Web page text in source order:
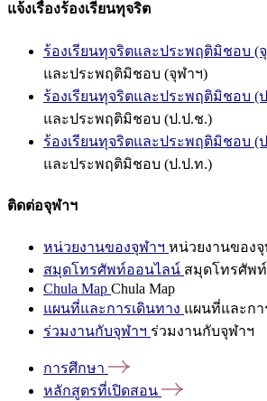
แจ้งเรื่องร้องเรียนทุจริต
ร้องเรียนทุจริตและประพฤติมิชอบ (
และประพฤติมิชอบ (จุฬาฯ)
ร้องเรียนทุจริตและประพฤติมิชอบ (
และประพฤติมิชอบ (ป.ป.ช.)
ร้องเรียนทุจริตและประพฤติมิชอบ (
และประพฤติมิชอบ (ป.ป.ท.)
ติดต่อจุฬาฯ
หน่วยงานของจุฬาฯ หน่วยงานของจุ
สมุดโทรศัพท์ออนไลน์ สมุดโทรศัพ
Chula Map Chula Map
แผนที่และการเดินทาง แผนที่และกา
ร่วมงานกับจุฬาฯ ร่วมงานกับจุฬาฯ
การศึกษา
หลักสูตรที่เปิดสอน